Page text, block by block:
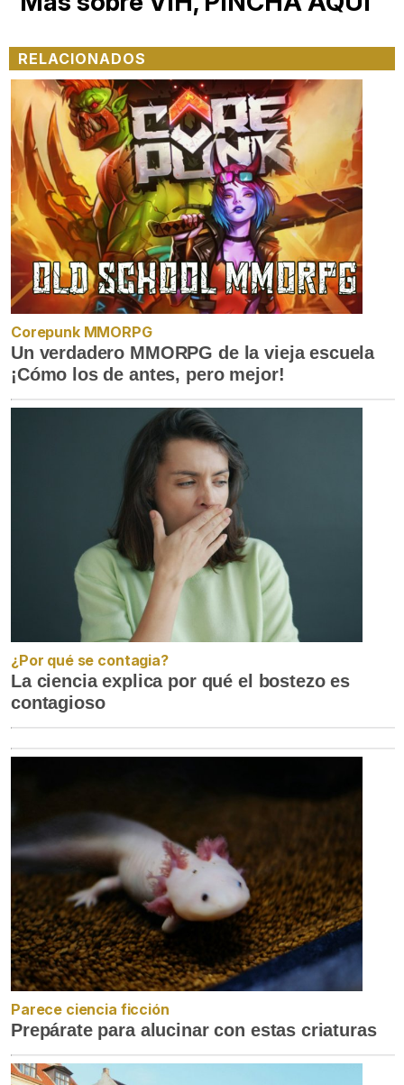
RELACIONADOS
Corepunk MMORPG
Un verdadero MMORPG de la vieja escuela
¡Cómo los de antes, pero mejor!
¿Por qué se contagia?
La ciencia explica por qué el bostezo es
contagioso
Parece ciencia ficción
Prepárate para alucinar con estas criaturas